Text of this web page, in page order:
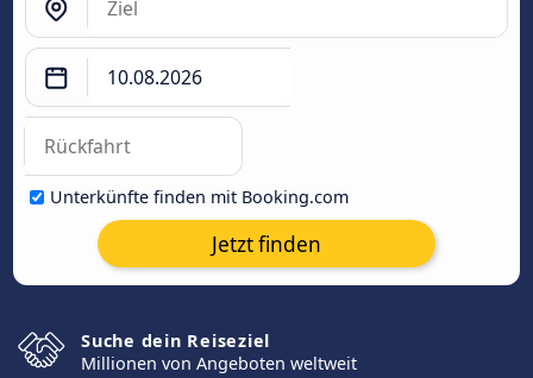
Unterkünfte finden mit Booking.com
Jetzt finden
Suche dein Reiseziel
Millionen von Angeboten weltweit